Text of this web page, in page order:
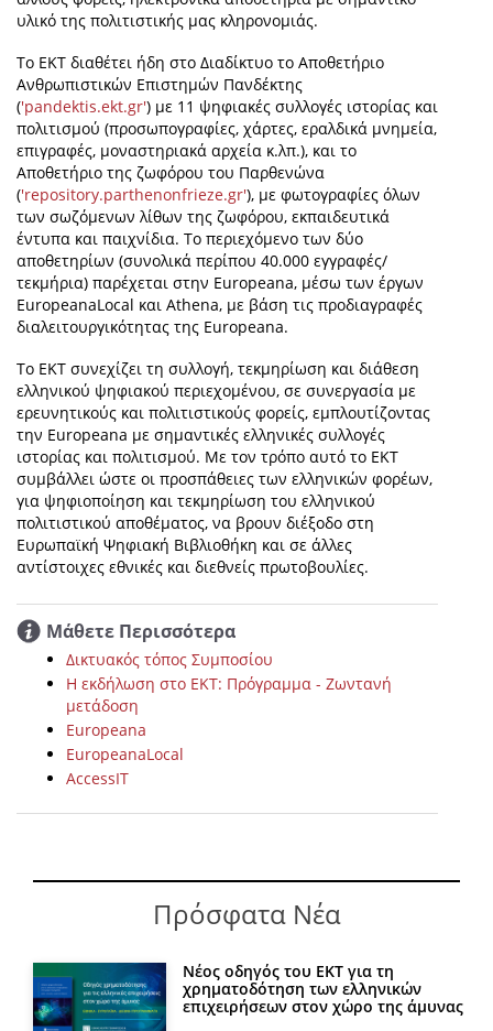
υλικό της πολιτιστικής μας κληρονομιάς.
Το ΕΚΤ διαθέτει ήδη στο Διαδίκτυο το Αποθετήριο
Ανθρωπιστικών Επιστημών Πανδέκτης
('pandektis.ekt.gr') με 11 ψηφιακές συλλογές ιστορίας και
πολιτισμού (προσωπογραφίες, χάρτες, εραλδικά μνημεία,
επιγραφές, μοναστηριακά αρχεία κ.λπ.), και το
Αποθετήριο της ζωφόρου του Παρθενώνα
('repository.parthenonfrieze.gr'), με φωτογραφίες όλων
των σωζόμενων λίθων της ζωφόρου, εκπαιδευτικά
έντυπα και παιχνίδια. To περιεχόμενο των δύο
αποθετηρίων (συνολικά περίπου 40.000 εγγραφές/
τεκμήρια) παρέχεται στην Europeana, μέσω των έργων
EuropeanaLocal και Athena, με βάση τις προδιαγραφές
διαλειτουργικότητας της Europeana.
Το ΕΚΤ συνεχίζει τη συλλογή, τεκμηρίωση και διάθεση
ελληνικού ψηφιακού περιεχομένου, σε συνεργασία με
ερευνητικούς και πολιτιστικούς φορείς, εμπλουτίζοντας
την Εuropeana με σημαντικές ελληνικές συλλογές
ιστορίας και πολιτισμού. Με τον τρόπο αυτό το ΕΚΤ
συμβάλλει ώστε οι προσπάθειες των ελληνικών φορέων,
για ψηφιοποίηση και τεκμηρίωση του ελληνικού
πολιτιστικού αποθέματος, να βρουν διέξοδο στη
Ευρωπαϊκή Ψηφιακή Βιβλιοθήκη και σε άλλες
αντίστοιχες εθνικές και διεθνείς πρωτοβουλίες.
Μάθετε Περισσότερα
Δικτυακός τόπος Συμποσίου
H εκδήλωση στο ΕΚΤ: Πρόγραμμα - Ζωντανή
μετάδοση
Europeana
EuropeanaLocal
AccessIT
Πρόσφατα Νέα
Νέος οδηγός του ΕΚΤ για τη
χρηματοδότηση των ελληνικών
επιχειρήσεων στον χώρο της άμυνας